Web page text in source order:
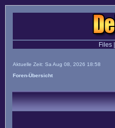
Files|
Aktuelle Zeit: Sa Aug 08, 2026 18:58
Foren-Übersicht